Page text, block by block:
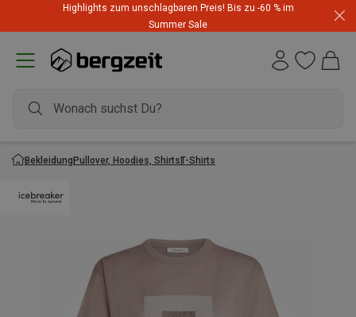
Highlights zum unschlagbaren Preis! Bis zu -60 % im
Summer Sale
BekleidungPullover, Hoodies, ShirtsT-Shirts